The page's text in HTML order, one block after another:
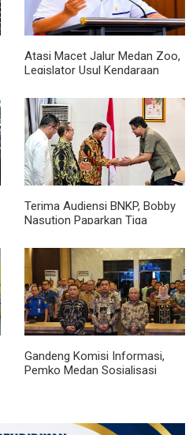
Atasi Macet Jalur Medan Zoo,
Legislator Usul Kendaraan
Royal Sumatera
Terima Audiensi BNKP, Bobby
Nasution Paparkan Tiga
Kepulauan Nias
Gandeng Komisi Informasi,
Pemko Medan Sosialisasi